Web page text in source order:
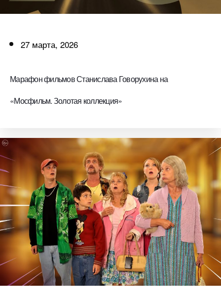
27 марта, 2026
Марафон фильмов Станислава Говорухина на
«Мосфильм. Золотая коллекция»